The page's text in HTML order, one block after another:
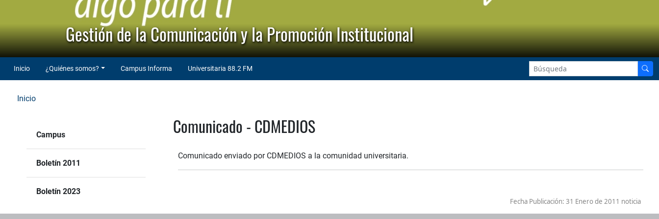
Gestión de la Comunicación y la Promoción Institucional
Inicio ¿Quiénes somos? Campus Informa Universitaria 88.2 FM
Inicio
Campus
Boletín 2011
Boletín 2023
Comunicado - CDMEDIOS
Comunicado enviado por CDMEDIOS a la comunidad universitaria.
Fecha Publicación: 31 Enero de 2011 noticia